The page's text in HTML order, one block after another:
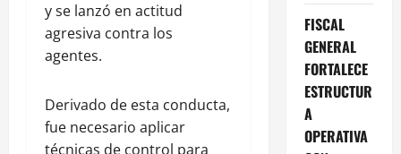
y se lanzó en actitud
agresiva contra los
agentes.
Derivado de esta conducta,
fue necesario aplicar
técnicas de control para
FISCAL
GENERAL
FORTALECE
ESTRUCTUR
A
OPERATIVA